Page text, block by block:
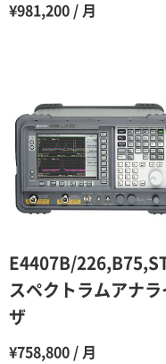
10ヶ月
¥981,200 / 月
E4407B/
スペクトラムアナラ
ザ
¥758,800 / 月